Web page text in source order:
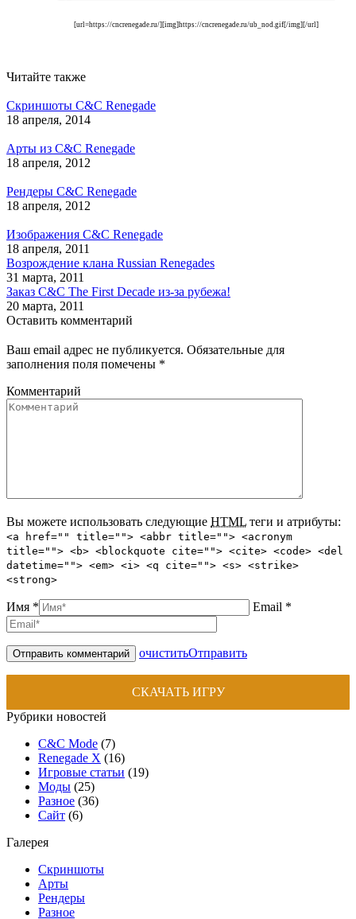
[url=https://cncrenegade.ru/][img]https://cncrenegade.ru/ub_nod.gif[/img][/url]
Читайте также
Скриншоты C&C Renegade
18 апреля, 2014
Арты из C&C Renegade
18 апреля, 2012
Рендеры C&C Renegade
18 апреля, 2012
Изображения C&C Renegade
18 апреля, 2011
Возрождение клана Russian Renegades
31 марта, 2011
Заказ C&C The First Decade из-за рубежа!
20 марта, 2011
Оставить комментарий
Ваш email адрес не публикуется. Обязательные для
заполнения поля помечены *
Комментарий
Вы можете использовать следующие HTML теги и атрибуты:
<a href="" title=""> <abbr title=""> <acronym
title=""> <b> <blockquote cite=""> <cite> <code> <del
datetime=""> <em> <i> <q cite=""> <s> <strike>
<strong>
Имя * Email *
очиститьОтправить
СКАЧАТЬ ИГРУ
Рубрики новостей
C&C Mode (7)
Renegade X (16)
Игровые статьи (19)
Моды (25)
Разное (36)
Сайт (6)
Галерея
Скриншоты
Арты
Рендеры
Разное